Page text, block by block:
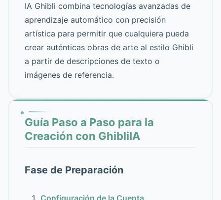
IA Ghibli combina tecnologías avanzadas de
aprendizaje automático con precisión
artística para permitir que cualquiera pueda
crear auténticas obras de arte al estilo Ghibli
a partir de descripciones de texto o
imágenes de referencia.
Guía Paso a Paso para la
Creación con GhibliIA
Fase de Preparación
Configuración de la Cuenta